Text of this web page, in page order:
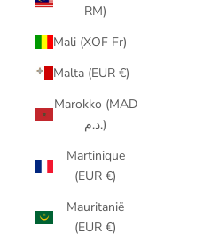
RM)
Mali (XOF Fr)
Malta (EUR €)
Marokko (MAD
د.م.)
Martinique
(EUR €)
Mauritanië
(EUR €)